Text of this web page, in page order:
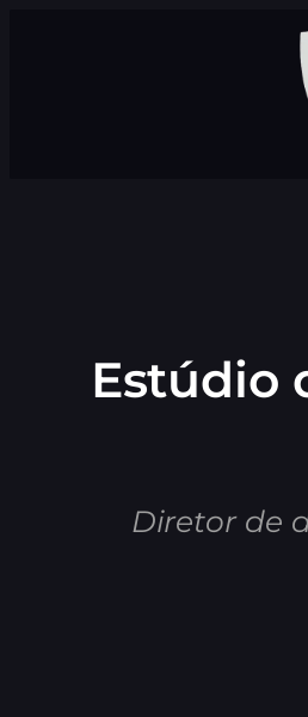
Estúdio
Diretor de